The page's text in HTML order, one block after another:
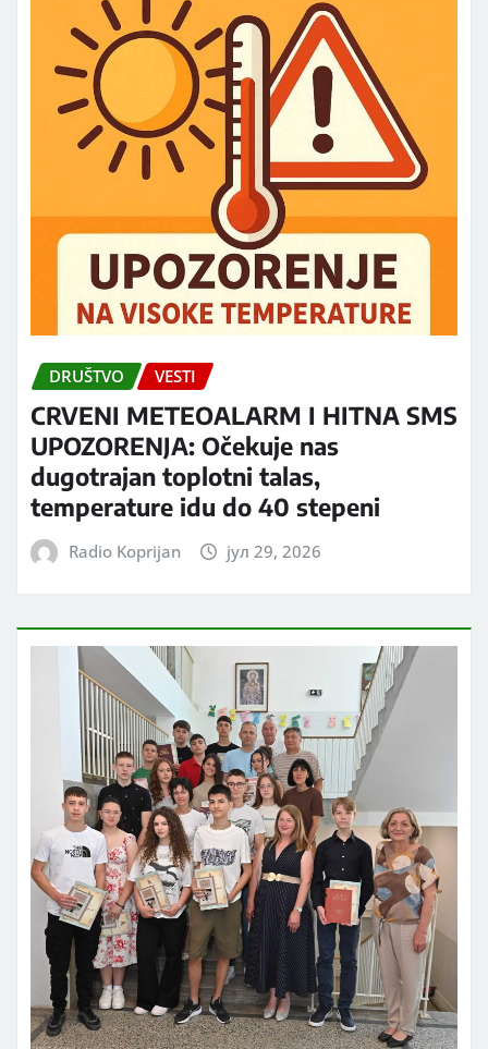
DRUŠTVO VESTI
CRVENI METEOALARM I HITNA SMS
UPOZORENJA: Očekuje nas
dugotrajan toplotni talas,
temperature idu do 40 stepeni
Radio Koprijan јул 29, 2026